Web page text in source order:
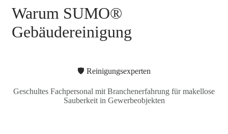
Warum SUMO®
Gebäudereinigung
🛡️ Reinigungsexperten
Geschultes Fachpersonal mit Branchenerfahrung für makellose
Sauberkeit in Gewerbeobjekten